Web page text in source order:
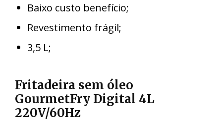
Baixo custo benefício;
Revestimento frágil;
3,5 L;
Fritadeira sem óleo
GourmetFry Digital 4L
220V/60Hz